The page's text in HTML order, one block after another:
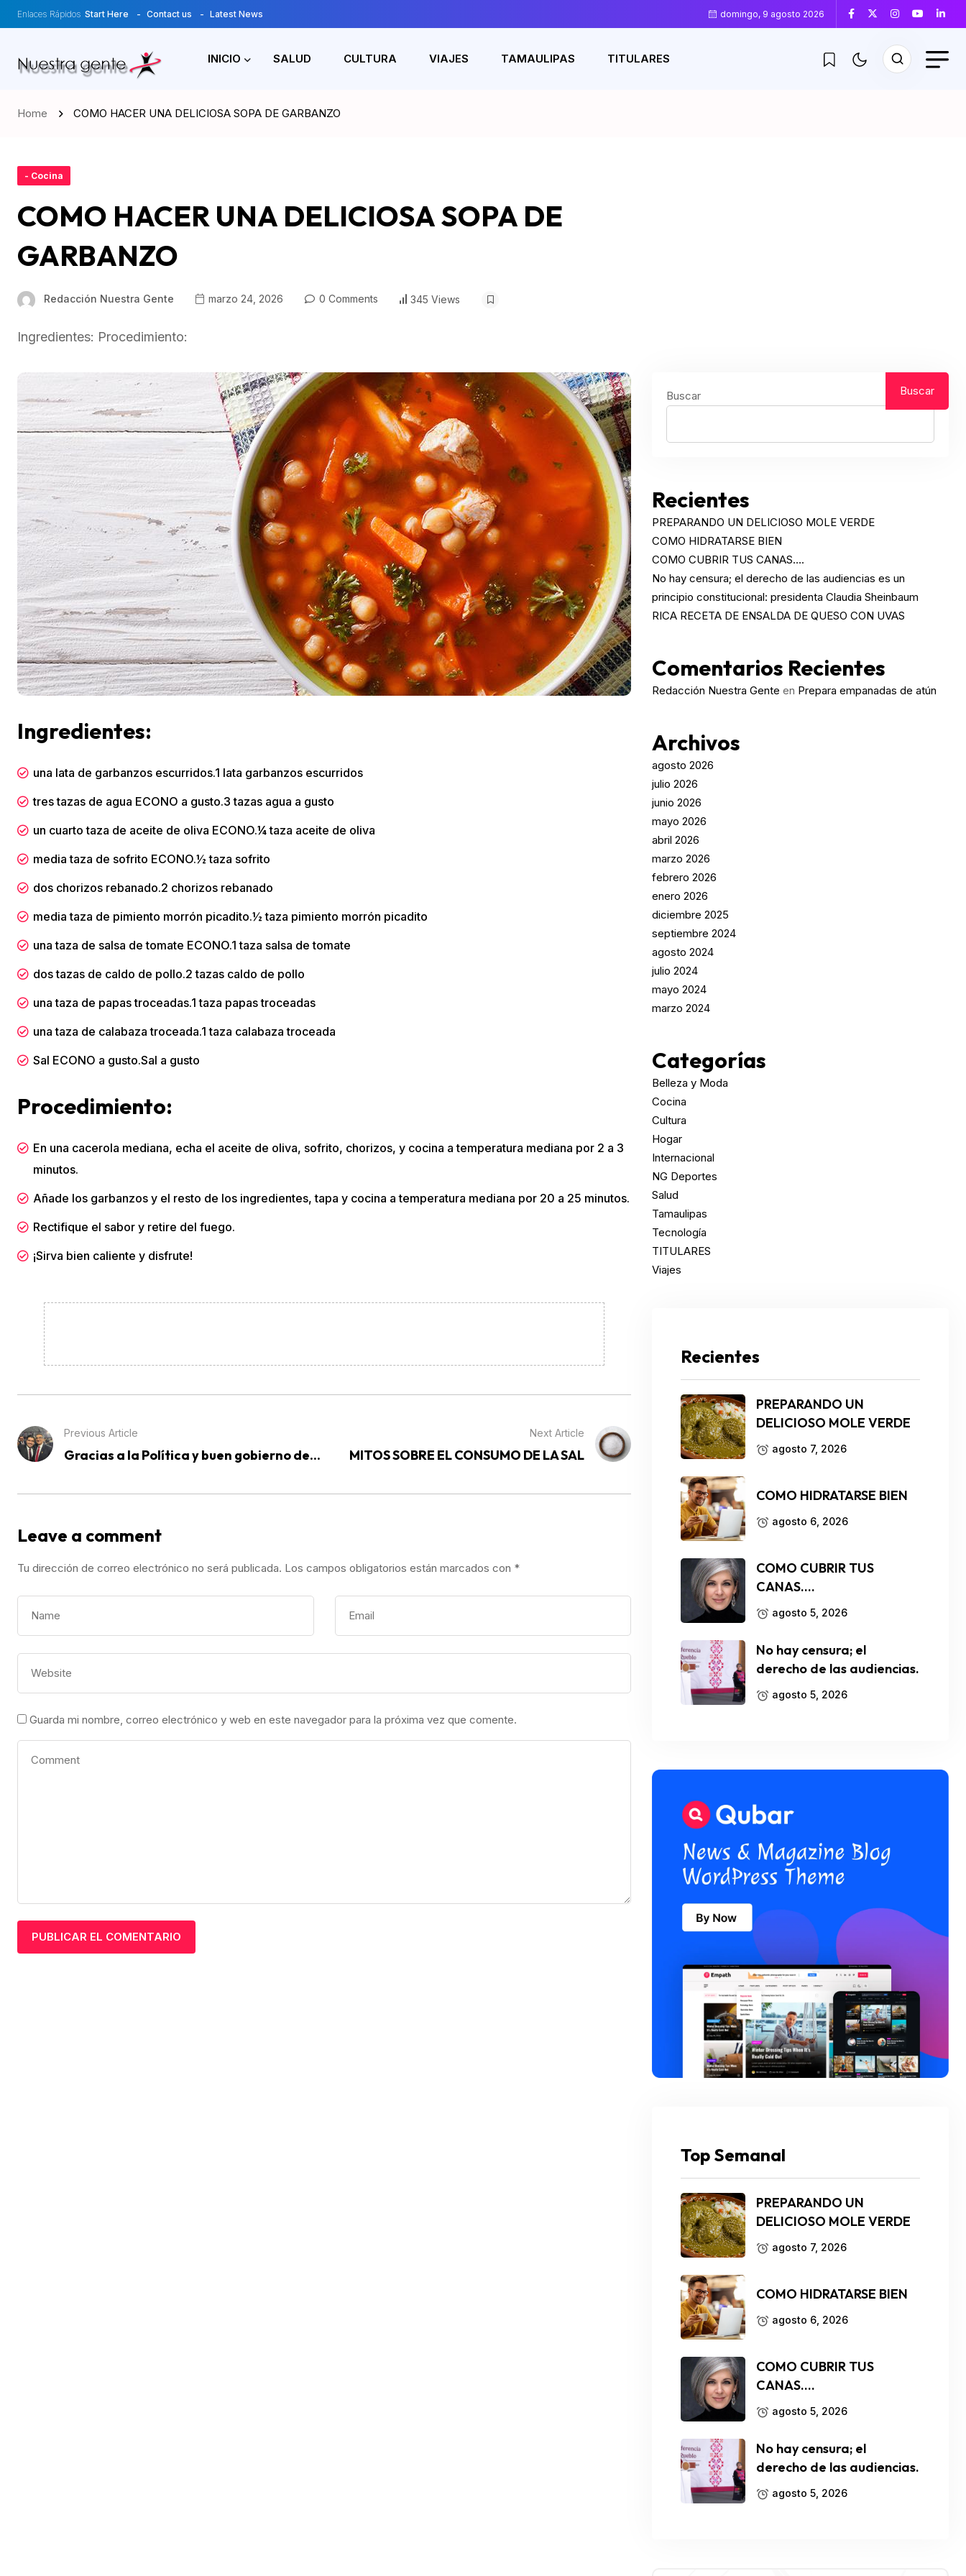
Enlaces Rápidos Start Here Contact us Latest News domingo, 9 agosto 2026
INICIO SALUD CULTURA VIAJES TAMAULIPAS TITULARES
Home COMO HACER UNA DELICIOSA SOPA DE GARBANZO
- Cocina
COMO HACER UNA DELICIOSA SOPA DE
GARBANZO
Redacción Nuestra Gente marzo 24, 2026 0 Comments 345 Views
Ingredientes: Procedimiento:
Ingredientes:
una lata de garbanzos escurridos.1 lata garbanzos escurridos
tres tazas de agua ECONO a gusto.3 tazas agua a gusto
un cuarto taza de aceite de oliva ECONO.¼ taza aceite de oliva
media taza de sofrito ECONO.½ taza sofrito
dos chorizos rebanado.2 chorizos rebanado
media taza de pimiento morrón picadito.½ taza pimiento morrón picadito
una taza de salsa de tomate ECONO.1 taza salsa de tomate
dos tazas de caldo de pollo.2 tazas caldo de pollo
una taza de papas troceadas.1 taza papastroceadas
una taza de calabaza troceada.1 taza calabaza troceada
Sal ECONO a gusto.Sal a gusto
Procedimiento:
En una cacerola mediana, echa el aceite de oliva, sofrito, chorizos, y cocina a temperatura mediana por 2 a 3
minutos.
Añade los garbanzos y el resto de los ingredientes, tapa y cocina a temperatura mediana por 20 a 25 minutos.
Rectifique el sabor y retire del fuego.
¡Sirva bien caliente y disfrute!
Previous Article
Gracias a la Política y buen gobierno de...
Next Article
MITOS SOBRE EL CONSUMO DE LA SAL
Leave a comment
Tu dirección de correo electrónico no será publicada. Los campos obligatorios están marcados con *
Guarda mi nombre, correo electrónico y web en este navegador para la próxima vez que comente.
Buscar Buscar
Recientes
PREPARANDO UN DELICIOSO MOLE VERDE
COMO HIDRATARSE BIEN
COMO CUBRIR TUS CANAS….
No hay censura; el derecho de las audiencias es un
principio constitucional: presidenta Claudia Sheinbaum
RICA RECETA DE ENSALDA DE QUESO CON UVAS
Comentarios Recientes
Redacción Nuestra Gente en Prepara empanadas de atún
Archivos
agosto 2026
julio 2026
junio 2026
mayo 2026
abril 2026
marzo 2026
febrero 2026
enero 2026
diciembre 2025
septiembre 2024
agosto 2024
julio 2024
mayo 2024
marzo 2024
Categorías
Belleza y Moda
Cocina
Cultura
Hogar
Internacional
NG Deportes
Salud
Tamaulipas
Tecnología
TITULARES
Viajes
Recientes
PREPARANDO UN
DELICIOSO MOLE VERDE
agosto 7, 2026
COMO HIDRATARSE BIEN
agosto 6, 2026
COMO CUBRIR TUS
CANAS….
agosto 5, 2026
No hay censura; el
derecho de las audiencias.
agosto 5, 2026
Top Semanal
PREPARANDO UN
DELICIOSO MOLE VERDE
agosto 7, 2026
COMO HIDRATARSE BIEN
agosto 6, 2026
COMO CUBRIR TUS
CANAS….
agosto 5, 2026
No hay censura; el
derecho de las audiencias.
agosto 5, 2026